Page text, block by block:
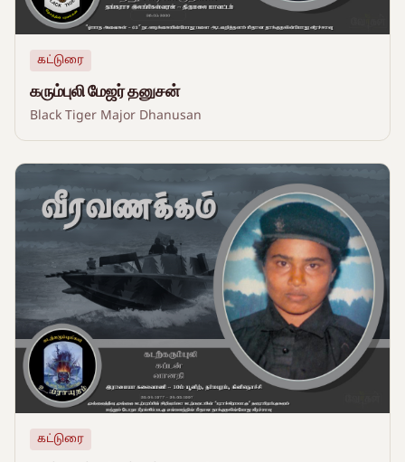
கட்டுரை
கரும்புலி மேஜர் தனுசன்
Black Tiger Major Dhanusan
கட்டுரை